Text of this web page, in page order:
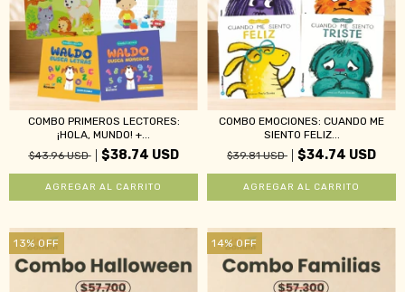
COMBO PRIMEROS LECTORES:
¡HOLA, MUNDO! +...
$43.96 USD
$38.74 USD
COMBO EMOCIONES: CUANDO ME
SIENTO FELIZ...
$39.81 USD
$34.74 USD
13% OFF 14% OFF